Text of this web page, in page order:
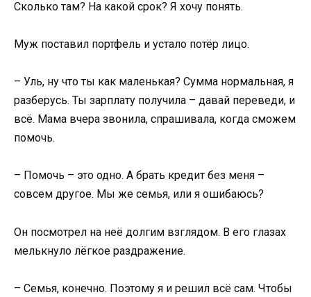
Сколько там? На какой срок? Я хочу понять.
Муж поставил портфель и устало потёр лицо.
– Уль, ну что ты как маленькая? Сумма нормальная, я
разберусь. Ты зарплату получила – давай переведи, и
всё. Мама вчера звонила, спрашивала, когда сможем
помочь.
– Помочь – это одно. А брать кредит без меня –
совсем другое. Мы же семья, или я ошибаюсь?
Он посмотрел на неё долгим взглядом. В его глазах
мелькнуло лёгкое раздражение.
– Семья, конечно. Поэтому я и решил всё сам. Чтобы